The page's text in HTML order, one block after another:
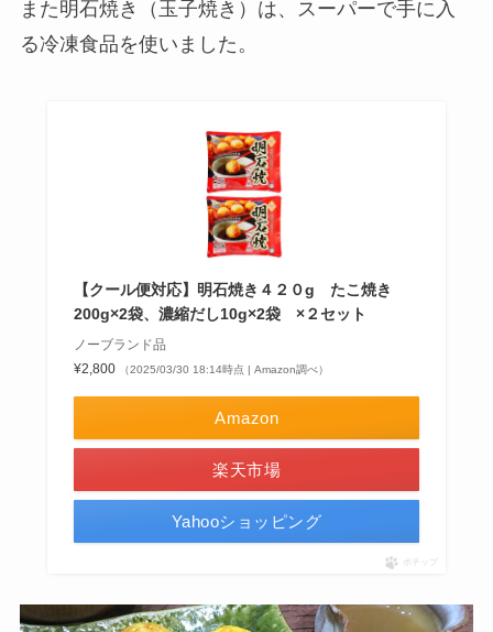
また明石焼き（玉子焼き）は、スーパーで手に入
る冷凍食品を使いました。
【クール便対応】明石焼き４２０g たこ焼き
200g×2袋、濃縮だし10g×2袋 ×２セット
ノーブランド品
¥2,800
（2025/03/30 18:14時点 | Amazon調べ）
Amazon
楽天市場
Yahooショッピング
ポチップ